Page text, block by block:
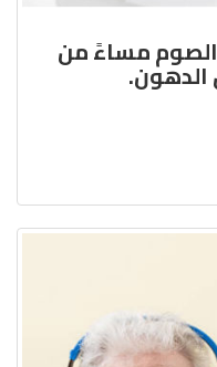
الصوم مساءً من